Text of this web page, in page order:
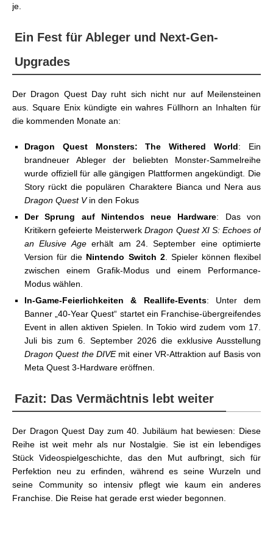
je.
Ein Fest für Ableger und Next-Gen-
Upgrades
Der Dragon Quest Day ruht sich nicht nur auf Meilensteinen
aus. Square Enix kündigte ein wahres Füllhorn an Inhalten für
die kommenden Monate an:
Dragon Quest Monsters: The Withered World: Ein
brandneuer Ableger der beliebten Monster-Sammelreihe
wurde offiziell für alle gängigen Plattformen angekündigt. Die
Story rückt die populären Charaktere Bianca und Nera aus
Dragon Quest Vin den Fokus
Der Sprung auf Nintendos neue Hardware: Das von
Kritikern gefeierte MeisterwerkDragon Quest XI S: Echoes of
an Elusive Ageerhält am 24. September eine optimierte
Version für die Nintendo Switch 2. Spieler können flexibel
zwischen einem Grafik-Modus und einem Performance-
Modus wählen.
In-Game-Feierlichkeiten & Reallife-Events: Unter dem
Banner „40-Year Quest“ startet ein Franchise-übergreifendes
Event in allen aktiven Spielen. In Tokio wird zudem vom 17.
Juli bis zum 6. September 2026 die exklusive Ausstellung
Dragon Quest the DIVEmit einer VR-Attraktion auf Basis von
Meta Quest 3-Hardware eröffnen.
Fazit: Das Vermächtnis lebt weiter
Der Dragon Quest Day zum 40. Jubiläum hat bewiesen: Diese
Reihe ist weit mehr als nur Nostalgie. Sie ist ein lebendiges
Stück Videospielgeschichte, das den Mut aufbringt, sich für
Perfektion neu zu erfinden, während es seine Wurzeln und
seine Community so intensiv pflegt wie kaum ein anderes
Franchise. Die Reise hat gerade erst wieder begonnen.